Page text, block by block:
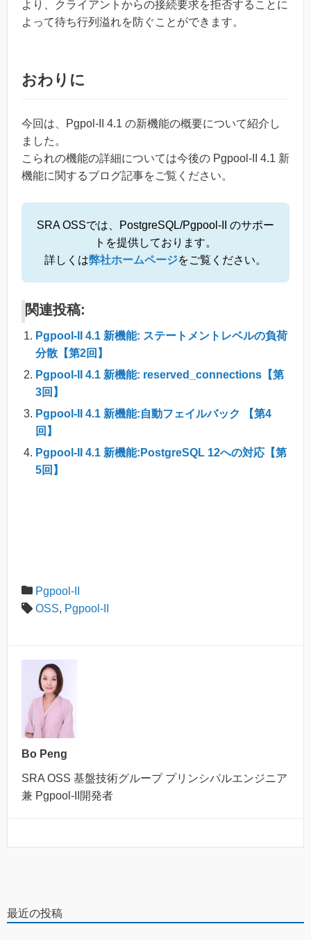
より、クライアントからの接続要求を拒否することに
よって待ち行列溢れを防ぐことができます。
おわりに
今回は、Pgpol-II 4.1 の新機能の概要について紹介し
ました。
こられの機能の詳細については今後の Pgpool-II 4.1 新
機能に関するブログ記事をご覧ください。
SRA OSSでは、PostgreSQL/Pgpool-II のサポー
トを提供しております。
詳しくは弊社ホームページをご覧ください。
関連投稿:
Pgpool-II 4.1 新機能: ステートメントレベルの負荷
分散【第2回】
Pgpool-II 4.1 新機能: reserved_connections【第
3回】
Pgpool-II 4.1 新機能:自動フェイルバック 【第4
回】
Pgpool-II 4.1 新機能:PostgreSQL 12への対応【第
5回】
Pgpool-II
OSS, Pgpool-II
Bo Peng
SRA OSS 基盤技術グループ プリンシパルエンジニア
兼 Pgpool-II開発者
最近の投稿